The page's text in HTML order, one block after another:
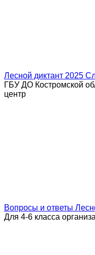
Лесной диктант 2025
ГБУ ДО Костромской
центр
Вопросы и ответы
Для 4-6 класса